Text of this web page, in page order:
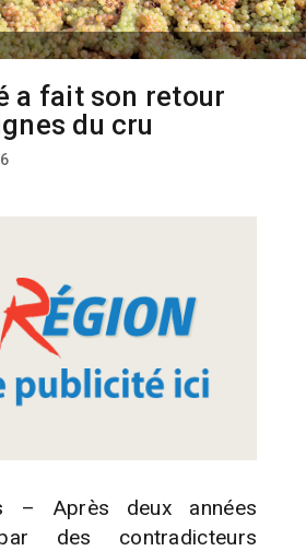
ACTUALITÉ
a fait son retour
du cru
– Après deux années
des contradicteurs